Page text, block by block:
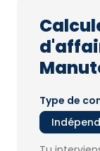
Type de